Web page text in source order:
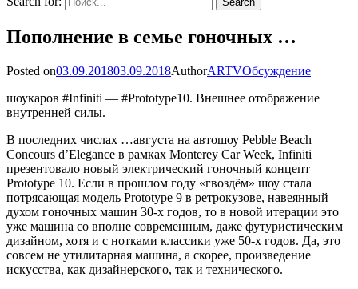
Пополнение в семье гоночных …
Posted on03.09.201803.09.2018AuthorARTVОбсуждение
шоукаров #Infiniti — #Prototype10. Внешнее отображение
внутренней силы.
В последних числах …августа на автошоу Pebble Beach
Concours d’Elegance в рамках Monterey Car Week, Infiniti
презентовало новый электрический гоночный концепт
Prototype 10. Если в прошлом году «гвоздём» шоу стала
потрясающая модель Prototype 9 в ретрокузове, навеянный
духом гоночных машин 30-х годов, то в новой итерации это
уже машина со вполне современным, даже футуристическим
дизайном, хотя и с нотками классики уже 50-х годов. Да, это
совсем не утилитарная машина, а скорее, произведение
искусства, как дизайнерского, так и технического.